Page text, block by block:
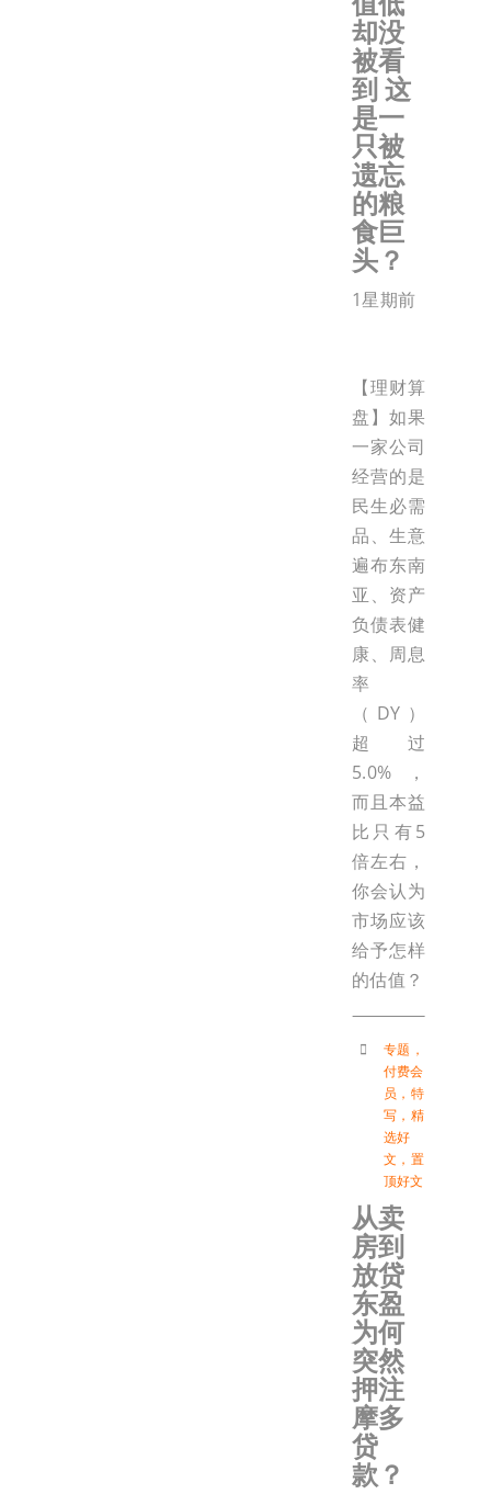
却没
被看
到 这
是一
只被
遗忘
的粮
食巨
头？
1星期前
【理财算
盘】如果
一家公司
经营的是
民生必需
品、生意
遍布东南
亚、资产
负债表健
康、周息
率
（DY）
超过
5.0%，
而且本益
比只有5
倍左右，
你会认为
市场应该
给予怎样
的估值？
专题 ，
付费会
员 ， 特
写 ， 精
选好
文 ， 置
顶好文
从卖
房到
放贷
东盈
为何
突然
押注
摩多
贷
款？